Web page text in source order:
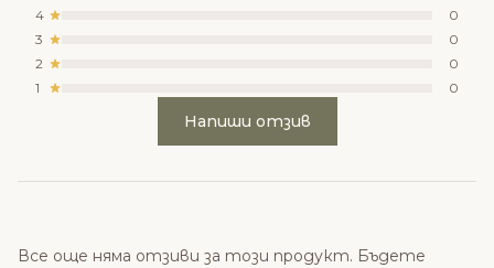
4
0
3
0
2
0
1
0
Напиши отзив
Все още няма отзиви за този продукт. Бъдете